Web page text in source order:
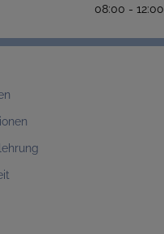
08:00 - 12:00